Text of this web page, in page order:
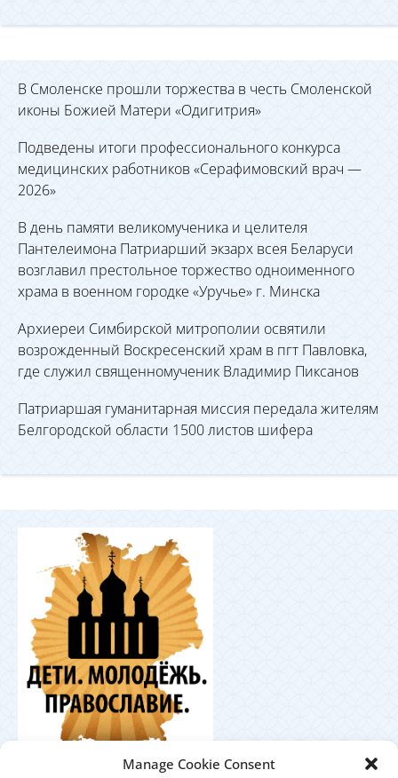
Manage Cookie Consent
В Смоленске прошли торжества в честь Смоленской
иконы Божией Матери «Одигитрия»
Подведены итоги профессионального конкурса
медицинских работников «Серафимовский врач —
2026»
В день памяти великомученика и целителя
Пантелеимона Патриарший экзарх всея Беларуси
возглавил престольное торжество одноименного
храма в военном городке «Уручье» г. Минска
Архиереи Симбирской митрополии освятили
возрожденный Воскресенский храм в пгт Павловка,
где служил священномученик Владимир Пиксанов
Патриаршая гуманитарная миссия передала жителям
Белгородской области 1500 листов шифера
центр по работе с православной молодёжью в